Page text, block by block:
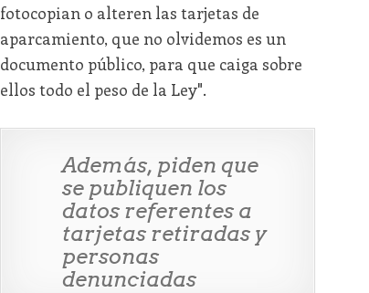
fotocopian o alteren las tarjetas de
aparcamiento, que no olvidemos es un
documento público, para que caiga sobre
ellos todo el peso de la Ley".
Además, piden que
se publiquen los
datos referentes a
tarjetas retiradas y
personas
denunciadas